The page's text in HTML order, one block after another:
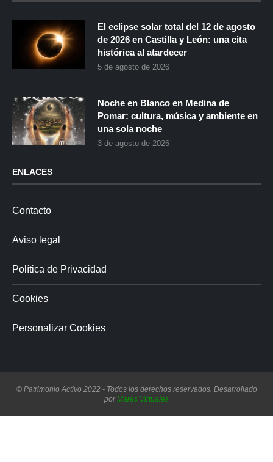
El eclipse solar total del 12 de agosto
de 2026 en Castilla y León: una cita
histórica al atardecer
5 de agosto de 2026
Noche en Blanco en Medina de
Pomar: cultura, música y ambiente en
una sola noche
3 de agosto de 2026
ENLACES
Contacto
Aviso legal
Política de Privacidad
Cookies
Personalizar Cookies
© Patrimonio Activo 2022 - Todos los derechos reservados. Desarrollado
porMares Virtuales